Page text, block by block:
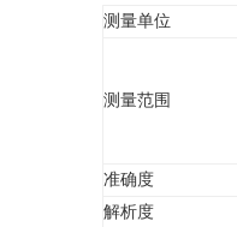
测量单位
测量范围
准确度
解析度